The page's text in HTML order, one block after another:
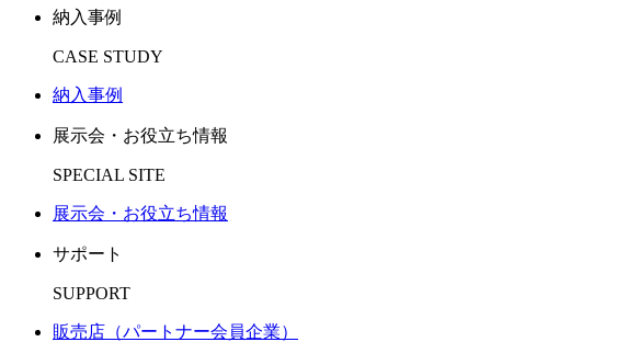
納入事例
CASE STUDY
納入事例
展示会・お役立ち情報
SPECIAL SITE
展示会・お役立ち情報
サポート
SUPPORT
販売店（パートナー会員企業）